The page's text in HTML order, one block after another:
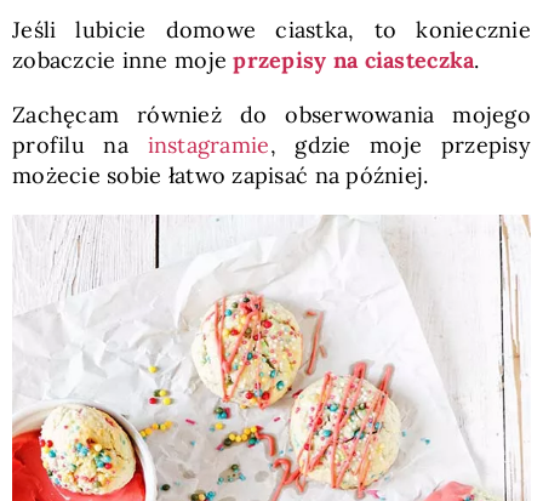
Jeśli lubicie domowe ciastka, to koniecznie
zobaczcie inne mojeprzepisy na ciasteczka.
Zachęcam również do obserwowania mojego
profilu na instagramie, gdzie moje przepisy
możecie sobie łatwo zapisać na później.